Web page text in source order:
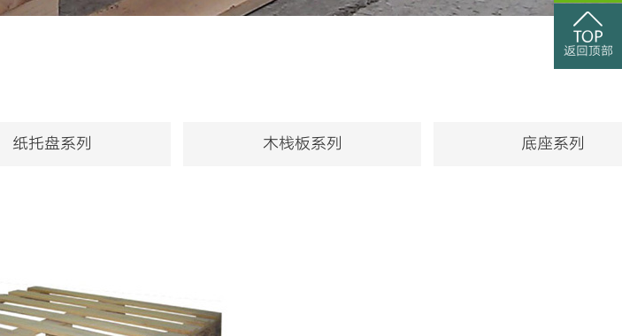
纸托盘系列 木栈板系列 底座系列
返回顶部